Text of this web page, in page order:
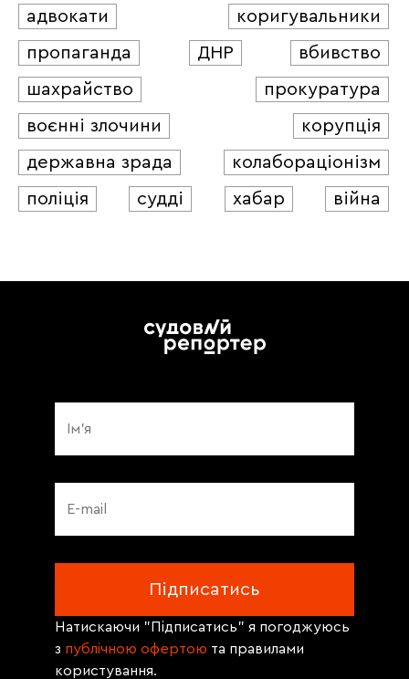
адвокати
коригувальники
пропаганда
ДНР
вбивство
шахрайство
прокуратура
воєнні злочини
корупція
державна зрада
колабораціонізм
поліція
судді хабар війна
Натискаючи "Підписатись" я погоджуюсь
з публічною офертою та правилами
користування.